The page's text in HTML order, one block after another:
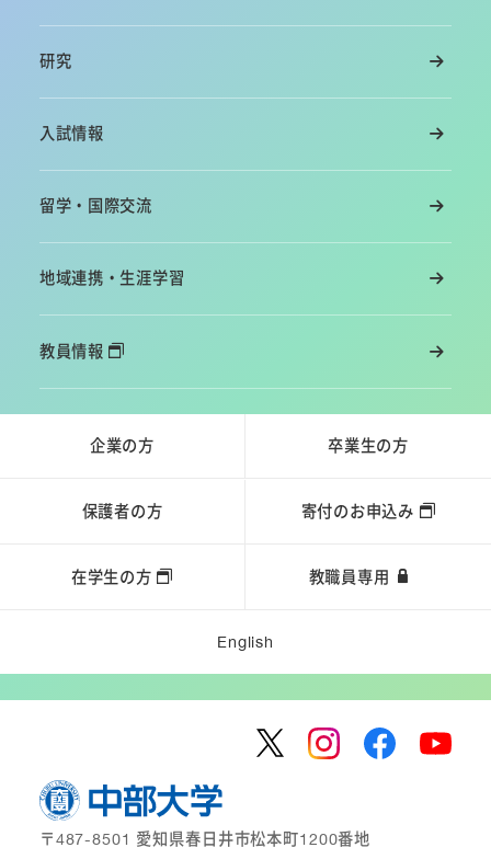
研究
入試情報
留学・国際交流
地域連携・生涯学習
教員情報
企業の方 卒業生の方
保護者の方 寄付のお申込み
在学生の方 教職員専用
English
〒487-8501 愛知県春日井市松本町1200番地